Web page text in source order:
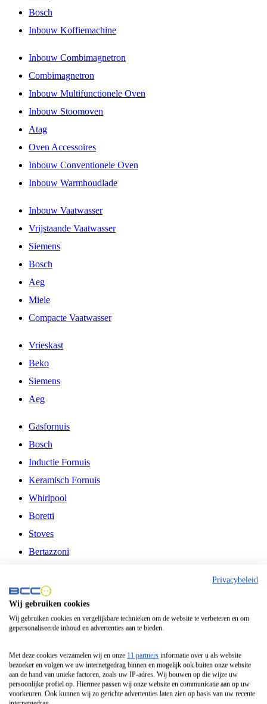
Bosch
Inbouw Koffiemachine
Inbouw Combimagnetron
Combimagnetron
Inbouw Multifunctionele Oven
Inbouw Stoomoven
Atag
Oven Accessoires
Inbouw Conventionele Oven
Inbouw Warmhoudlade
Inbouw Vaatwasser
Vrijstaande Vaatwasser
Siemens
Bosch
Aeg
Miele
Compacte Vaatwasser
Vrieskast
Beko
Siemens
Aeg
Gasfornuis
Bosch
Inductie Fornuis
Keramisch Fornuis
Whirlpool
Boretti
Stoves
Bertazzoni
Fitelli
Airfryer
Frituurpan
Contactgrill
Broodbakmachine
Broodrooster
Privacybeleid
Wij gebruiken cookies
Wij gebruiken cookies en vergelijkbare technieken om de website te verbeteren en om
gepersonaliseerde inhoud en advertenties aan te bieden.
Met deze cookies verzamelen wij en onze 11 partners informatie over u als website
bezoeker en volgen we uw internetgedrag binnen en mogelijk ook buiten onze website
aan de hand van unieke factoren, zoals uw IP-adres. Wij bouwen op die wijze uw
persoonlijke profiel op. Hiermee passen wij onze website en communicatie aan op uw
voorkeuren. Ook kunnen wij zo gerichte advertenties laten zien op basis van uw recente